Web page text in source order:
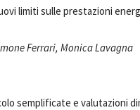
limiti sulle prestazioni
Ferrari, Monica Lavagna
semplificate e valutazioni